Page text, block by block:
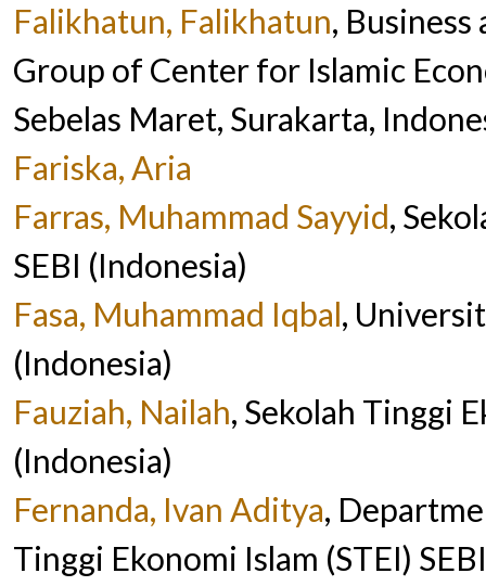
Falikhatun, Falikhatun,
Group of Center for Islamic
Sebelas Maret, Surakarta,
Fariska, Aria
Farras, Muhammad Sayyid,
SEBI (Indonesia)
Fasa, Muhammad Iqbal,
(Indonesia)
Fauziah, Nailah, Sekolah Tinggi
(Indonesia)
Fernanda, Ivan Aditya,
Tinggi Ekonomi Islam (STEI)